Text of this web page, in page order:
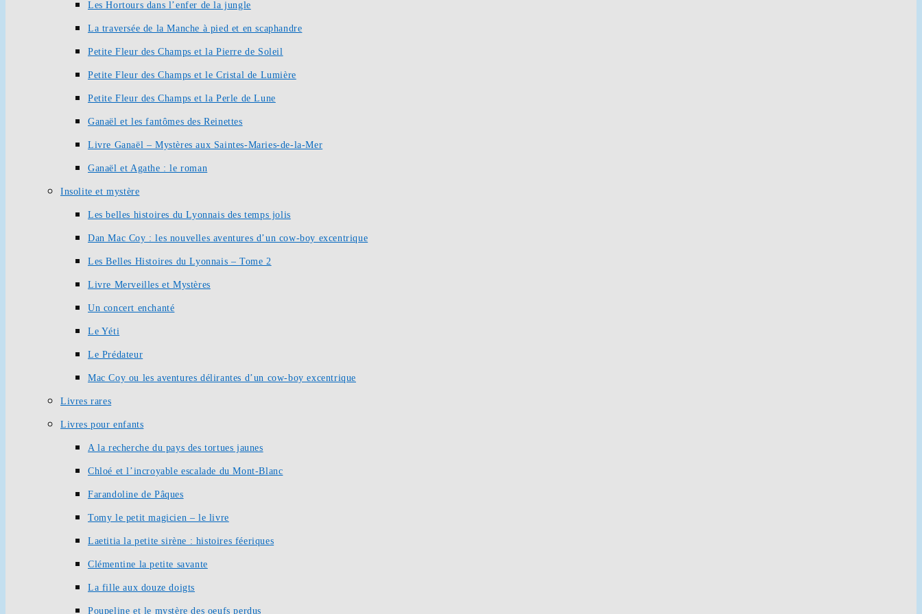
Les Hortours dans l’enfer de la jungle
La traversée de la Manche à pied et en scaphandre
Petite Fleur des Champs et la Pierre de Soleil
Petite Fleur des Champs et le Cristal de Lumière
Petite Fleur des Champs et la Perle de Lune
Ganaël et les fantômes des Reinettes
Livre Ganaël – Mystères aux Saintes-Maries-de-la-Mer
Ganaël et Agathe : le roman
Insolite et mystère
Les belles histoires du Lyonnais des temps jolis
Dan Mac Coy : les nouvelles aventures d’un cow-boy excentrique
Les Belles Histoires du Lyonnais – Tome 2
Livre Merveilles et Mystères
Un concert enchanté
Le Yéti
Le Prédateur
Mac Coy ou les aventures délirantes d’un cow-boy excentrique
Livres rares
Livres pour enfants
A la recherche du pays des tortues jaunes
Chloé et l’incroyable escalade du Mont-Blanc
Farandoline de Pâques
Tomy le petit magicien – le livre
Laetitia la petite sirène : histoires féeriques
Clémentine la petite savante
La fille aux douze doigts
Poupeline et le mystère des oeufs perdus